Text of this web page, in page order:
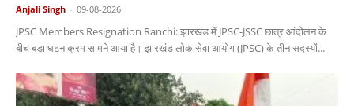
Anjali Singh - 09-08-2026
JPSC Members Resignation Ranchi: झारखंड में JPSC-JSSC छात्र आंदोलन के
बीच बड़ा घटनाक्रम सामने आया है। झारखंड लोक सेवा आयोग (JPSC) के तीन सदस्यों...